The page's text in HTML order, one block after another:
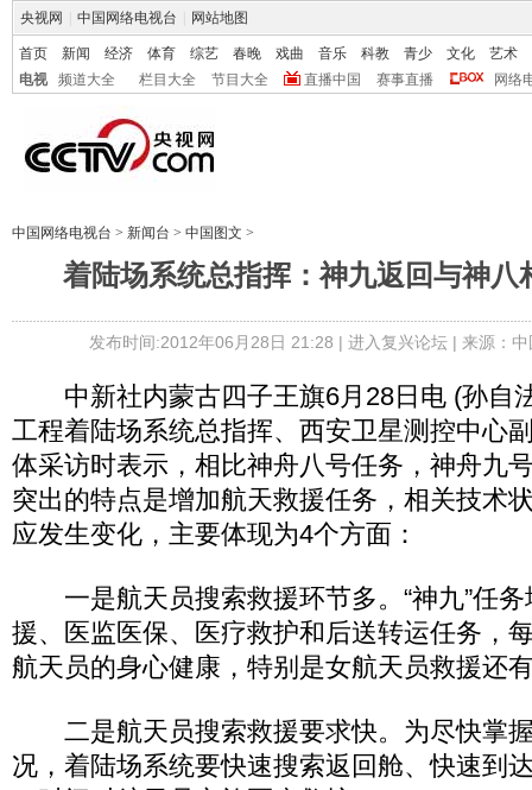
央视网 中国网络电视台 网站地图
首页 新闻 经济 体育 综艺 春晚 戏曲 音乐 科教 青少 文化
艺术
电视
频道大全 栏目大全 节目大全 直播中国 赛事直播 网络
中国网络电视台 > 新闻台 > 中国图文 >
着陆场系统总指挥：神九返回与神八
发布时间:2012年06月28日 21:28 | 进入复兴论坛| 来源：
中新社内蒙古四子王旗6月28日电 (孙自
工程着陆场系统总指挥、西安卫星测控中心
体采访时表示，相比神舟八号任务，神舟九
突出的特点是增加航天救援任务，相关技术
应发生变化，主要体现为4个方面：
一是航天员搜索救援环节多。“神九”任务
援、医监医保、医疗救护和后送转运任务，
航天员的身心健康，特别是女航天员救援还
二是航天员搜索救援要求快。为尽快掌
况，着陆场系统要快速搜索返回舱、快速到